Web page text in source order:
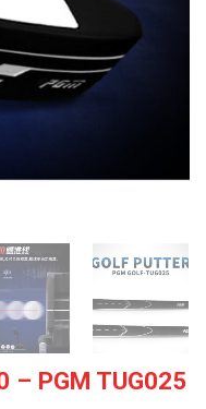
– PGM TUG025